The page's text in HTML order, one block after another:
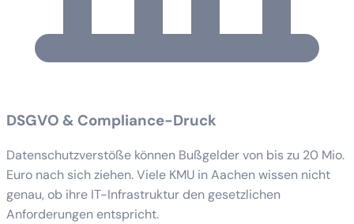
DSGVO & Compliance-Druck
Datenschutzverstöße können Bußgelder von bis zu 20 Mio.
Euro nach sich ziehen. Viele KMU in Aachen wissen nicht
genau, ob ihre IT-Infrastruktur den gesetzlichen
Anforderungen entspricht.